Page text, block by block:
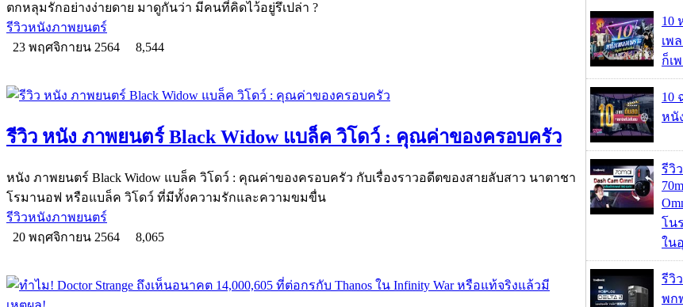
ตกหลุมรักอย่างง่ายดาย มาดูกันว่า มีคนที่คิดไว้อยู่รึเปล่า ?
รีวิวหนังภาพยนตร์
23 พฤศจิกายน 2564
8,544
รีวิว หนัง ภาพยนตร์ Black Widow แบล็ค วิโดว์ : คุณค่าของครอบครัว
หนัง ภาพยนตร์ Black Widow แบล็ค วิโดว์ : คุณค่าของครอบครัว กับเรื่องราวอดีตของสายลับสาว นาตาชา
โรมานอฟ หรือแบล็ค วิโดว์ ที่มีทั้งความรักและความขมขื่น
รีวิวหนังภาพยนตร์
20 พฤศจิกายน 2564
8,065
10
เพ
ก็เ
10
หนั
รีวิ
โน
ใน
รีวิ
พก